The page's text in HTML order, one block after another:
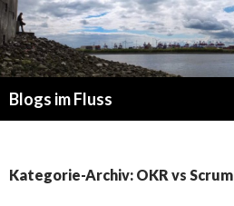
Blogs im Fluss
Kategorie-Archiv: OKR vs Scrum